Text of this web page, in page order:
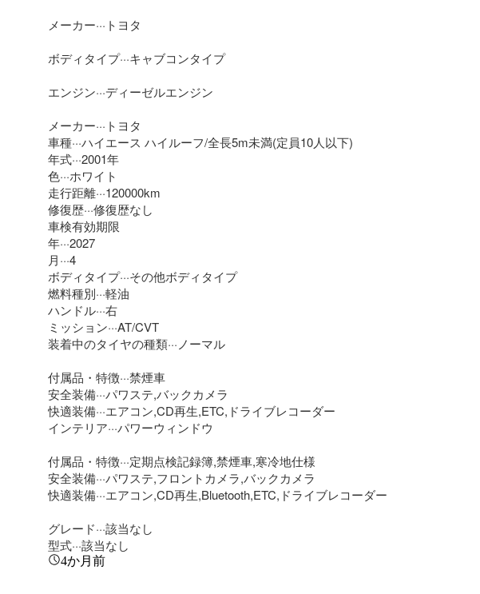
メーカー···トヨタ
ボディタイプ···キャブコンタイプ
エンジン···ディーゼルエンジン
メーカー···トヨタ
車種···ハイエース ハイルーフ/全長5m未満(定員10人以下)
年式···2001年
色···ホワイト
走行距離···120000km
修復歴···修復歴なし
車検有効期限
年···2027
月···4
ボディタイプ···その他ボディタイプ
燃料種別···軽油
ハンドル···右
ミッション···AT/CVT
装着中のタイヤの種類···ノーマル
付属品・特徴···禁煙車
安全装備···パワステ,バックカメラ
快適装備···エアコン,CD再生,ETC,ドライブレコーダー
インテリア···パワーウィンドウ
付属品・特徴···定期点検記録簿,禁煙車,寒冷地仕様
安全装備···パワステ,フロントカメラ,バックカメラ
快適装備···エアコン,CD再生,Bluetooth,ETC,ドライブレコーダー
グレード···該当なし
型式···該当なし
4か月前